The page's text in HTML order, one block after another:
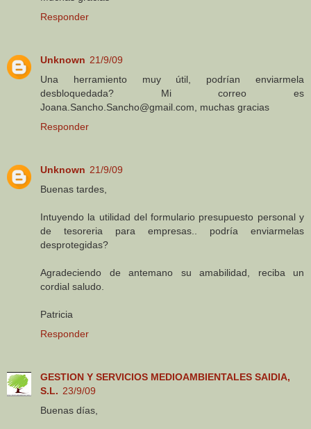
Responder
Unknown 21/9/09
Una herramiento muy útil, podrían enviarmela
desbloquedada? Mi correo es
Joana.Sancho.Sancho@gmail.com, muchas gracias
Responder
Unknown 21/9/09
Buenas tardes,
Intuyendo la utilidad del formulario presupuesto personal y
de tesoreria para empresas.. podría enviarmelas
desprotegidas?
Agradeciendo de antemano su amabilidad, reciba un
cordial saludo.
Patricia
Responder
GESTION Y SERVICIOS MEDIOAMBIENTALES SAIDIA,
S.L. 23/9/09
Buenas días,